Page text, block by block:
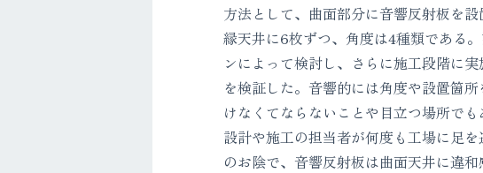
方法として、曲面部分に音響反射板を
縁天井に6枚ずつ、角度は4種類である
ンによって検討し、さらに施工段階に
を検証した。音響的には角度や設置箇
けなくてならないことや目立つ場所で
設計や施工の担当者が何度も工場に足
のお陰で、音響反射板は曲面天井に違和